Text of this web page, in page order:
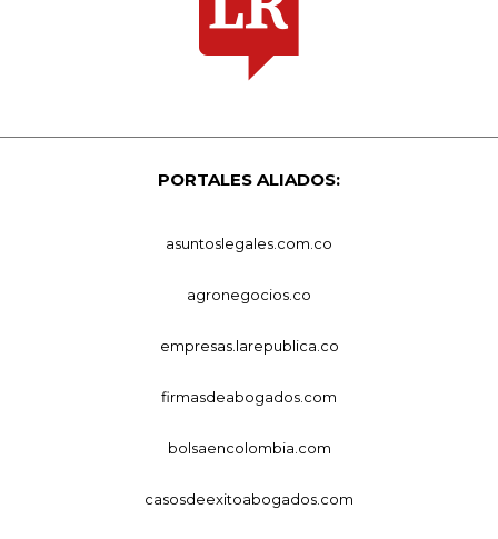
PORTALES ALIADOS:
asuntoslegales.com.co
agronegocios.co
empresas.larepublica.co
firmasdeabogados.com
bolsaencolombia.com
casosdeexitoabogados.com